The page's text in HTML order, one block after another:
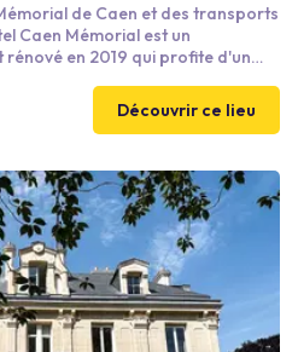
de Caen et des transports
Caen Mémorial est un
en 2019 qui profite d'un
73 chambres dont un
restaurant avec terrasse
équipée pouvant accueillir
Découvrir ce lieu